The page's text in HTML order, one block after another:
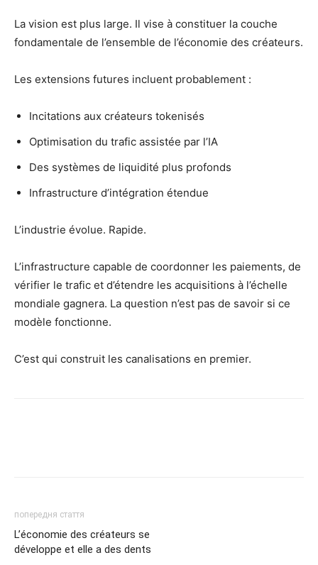
La vision est plus large. Il vise à constituer la couche
fondamentale de l’ensemble de l’économie des créateurs.
Les extensions futures incluent probablement :
Incitations aux créateurs tokenisés
Optimisation du trafic assistée par l’IA
Des systèmes de liquidité plus profonds
Infrastructure d’intégration étendue
L’industrie évolue. Rapide.
L’infrastructure capable de coordonner les paiements, de
vérifier le trafic et d’étendre les acquisitions à l’échelle
mondiale gagnera. La question n’est pas de savoir si ce
modèle fonctionne.
C’est qui construit les canalisations en premier.
попередня стаття
L’économie des créateurs se
développe et elle a des dents